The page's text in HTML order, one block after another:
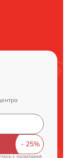
c политикой